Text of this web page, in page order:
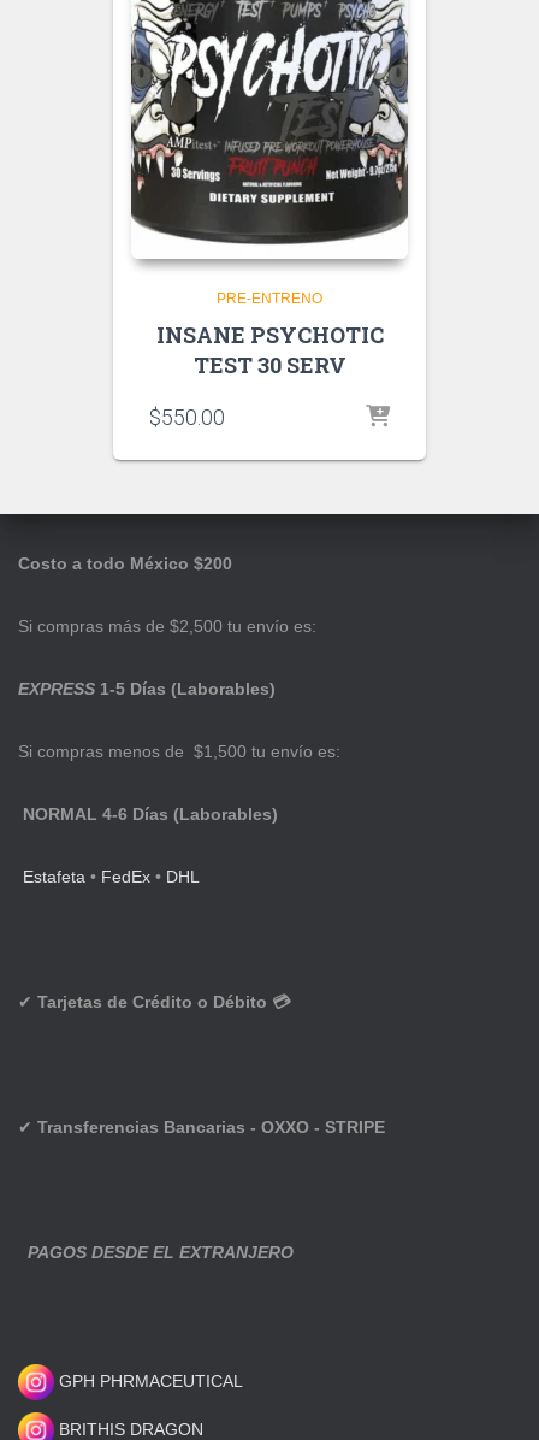
PRE-ENTRENO
INSANE PSYCHOTIC
TEST 30 SERV
$550.00
Costo a todo México $200
Si compras más de $2,500 tu envío es:
EXPRESS 1-5 Días (Laborables)
Si compras menos de $1,500 tu envío es:
NORMAL 4-6 Días (Laborables)
Estafeta • FedEx • DHL
✔ Tarjetas de Crédito o Débito 💳
✔ Transferencias Bancarias - OXXO - STRIPE
PAGOS DESDE EL EXTRANJERO
GPH PHRMACEUTICAL
BRITHIS DRAGON